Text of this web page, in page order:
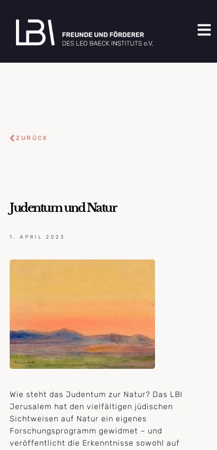
ZURÜCK
Judentum und Natur
1. APRIL 2023
Wie steht das Judentum zur Natur? Das LBI
Jerusalem hat den vielfältigen jüdischen
Sichtweisen auf Natur ein eigenes
Forschungsprogramm gewidmet – und
veröffentlicht die Erkenntnisse sowohl auf